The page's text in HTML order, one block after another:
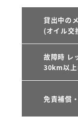
貸出中の
(オイル交
故障時 レ
30km以
免責補償